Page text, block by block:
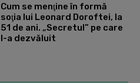
Cum se menţine în formă
soţia lui Leonard Doroftei, la
51 de ani. „Secretul” pe care
l-a dezvăluit